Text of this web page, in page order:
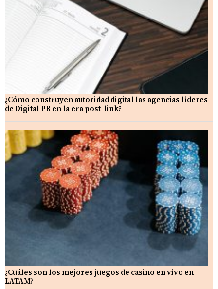
¿Cómo construyen autoridad digital las agencias líderes
de Digital PR en la era post-link?
¿Cuáles son los mejores juegos de casino en vivo en
LATAM?